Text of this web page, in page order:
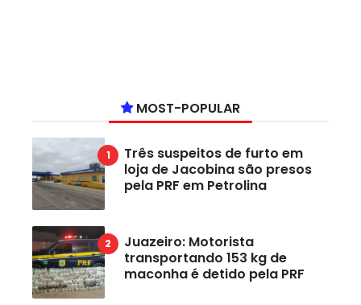
MOST-POPULAR
Três suspeitos de furto em
loja de Jacobina são presos
pela PRF em Petrolina
Juazeiro: Motorista
transportando 153 kg de
maconha é detido pela PRF